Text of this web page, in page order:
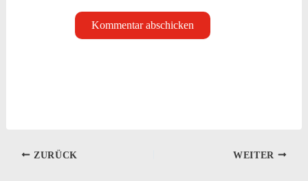
ZURÜCK WEITER